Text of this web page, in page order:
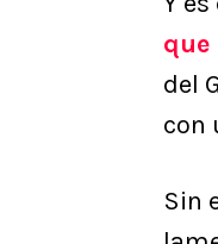
que
del
con
Sin